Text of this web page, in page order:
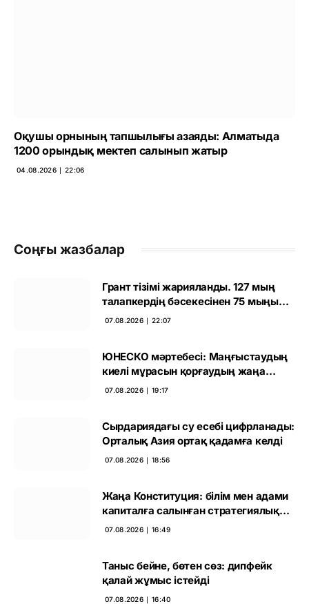
Оқушы орнының тапшылығы азаяды: Алматыда
1200 орындық мектеп салынып жатыр
04.08.2026 ∣ 22:06
Соңғы жазбалар
Грант тізімі жарияланды. 127 мың
талапкердің бәсекесінен 75 мыңы
өтті
07.08.2026 ∣ 22:07
ЮНЕСКО мәртебесі: Маңғыстаудың
киелі мұрасын қорғаудың жаңа
кезеңі басталды
07.08.2026 ∣ 19:17
Сырдариядағы су есебі цифрланады:
Орталық Азия ортақ қадамға келді
07.08.2026 ∣ 18:56
Жаңа Конституция: білім мен адами
капиталға салынған стратегиялық
негіз
07.08.2026 ∣ 16:49
Таныс бейне, бөтен сөз: дипфейк
қалай жұмыс істейді
07.08.2026 ∣ 16:40